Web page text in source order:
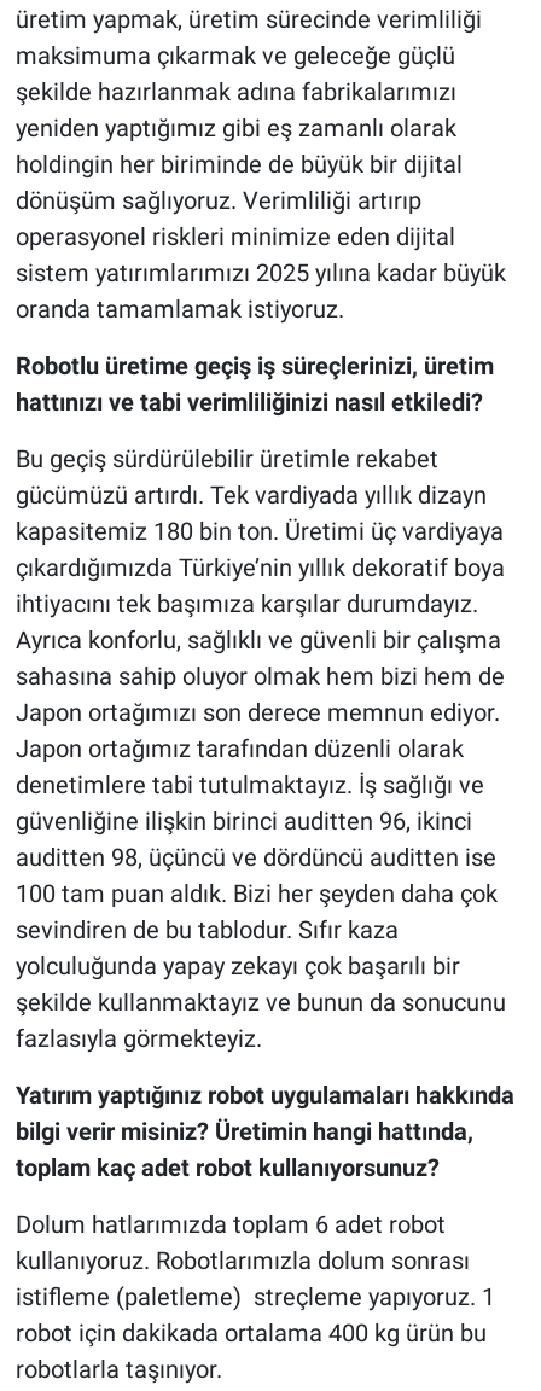
üretim yapmak, üretim sürecinde verimliliği
maksimuma çıkarmak ve geleceğe güçlü
şekilde hazırlanmak adına fabrikalarımızı
yeniden yaptığımız gibi eş zamanlı olarak
holdingin her biriminde de büyük bir dijital
dönüşüm sağlıyoruz. Verimliliği artırıp
operasyonel riskleri minimize eden dijital
sistem yatırımlarımızı 2025 yılına kadar büyük
oranda tamamlamak istiyoruz.
Robotlu üretime geçiş iş süreçlerinizi, üretim
hattınızı ve tabi verimliliğinizi nasıl etkiledi?
Bu geçiş sürdürülebilir üretimle rekabet
gücümüzü artırdı. Tek vardiyada yıllık dizayn
kapasitemiz 180 bin ton. Üretimi üç vardiyaya
çıkardığımızda Türkiye’nin yıllık dekoratif boya
ihtiyacını tek başımıza karşılar durumdayız.
Ayrıca konforlu, sağlıklı ve güvenli bir çalışma
sahasına sahip oluyor olmak hem bizi hem de
Japon ortağımızı son derece memnun ediyor.
Japon ortağımız tarafından düzenli olarak
denetimlere tabi tutulmaktayız. İş sağlığı ve
güvenliğine ilişkin birinci auditten 96, ikinci
auditten 98, üçüncü ve dördüncü auditten ise
100 tam puan aldık. Bizi her şeyden daha çok
sevindiren de bu tablodur. Sıfır kaza
yolculuğunda yapay zekayı çok başarılı bir
şekilde kullanmaktayız ve bunun da sonucunu
fazlasıyla görmekteyiz.
Yatırım yaptığınız robot uygulamaları hakkında
bilgi verir misiniz? Üretimin hangi hattında,
toplam kaç adet robot kullanıyorsunuz?
Dolum hatlarımızda toplam 6 adet robot
kullanıyoruz. Robotlarımızla dolum sonrası
istifleme (paletleme) streçleme yapıyoruz. 1
robot için dakikada ortalama 400 kg ürün bu
robotlarla taşınıyor.